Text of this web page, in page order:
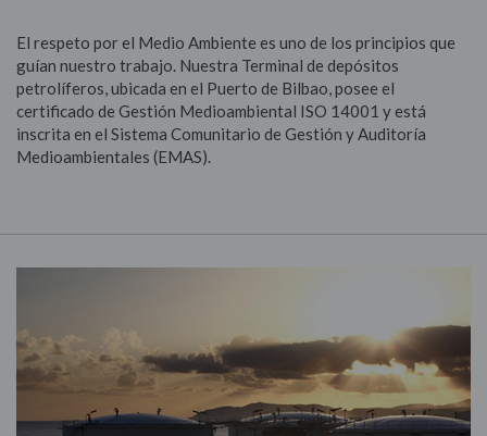
Atención al usuario
HAZ TU PEDIDO DE GASÓLEO
El respeto por el Medio Ambiente es uno de los principios que
guían nuestro trabajo. Nuestra Terminal de depósitos
petrolíferos, ubicada en el Puerto de Bilbao, posee el
certificado de Gestión Medioambiental ISO 14001 y está
inscrita en el Sistema Comunitario de Gestión y Auditoría
Medioambientales (EMAS).